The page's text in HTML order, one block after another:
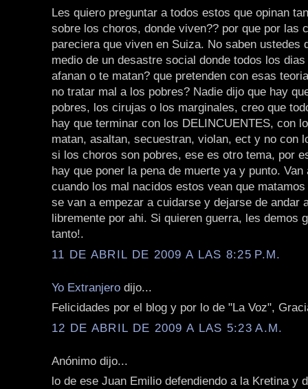
Les quiero preguntar a todos estos que opinan
sobre los choros, donde viven?? por que por las
pareciera que viven en Suiza. No saben ustedes
medio de un desastre social donde todos los
afanan o te matan? que pretenden con esas
no tratar mal a los pobres? Nadie dijo que hay
pobres, los cirujas o los marginales, creo que
hay que terminar con los DELINCUENTES, con
matan, asaltan, secuestran, violan, ect y no con
si los choros son pobres, ese es otro tema, por
hay que poner la pena de muerte ya y punto. Van
cuando los mal nacidos estos vean que
se van a empezar a cuidarse y dejarse de andar
libremente por ahi. Si quieren guerra, les demos
tanto!.
11 DE ABRIL DE 2009 A LAS 8:25 P.M.
Yo Extranjero dijo...
Felicidades por el blog y por lo de "La Voz",
12 DE ABRIL DE 2009 A LAS 5:23 A.M.
Anónimo dijo...
lo de ese Juan Emilio defendiendo a la Kretina y